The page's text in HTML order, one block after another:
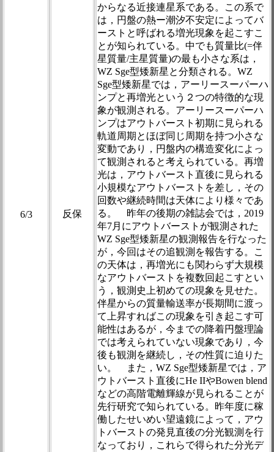
6/3 反保
からなる近接連星系である。この系で
は，円盤の熱ー潮汐不安定によってバ
ーストと呼ばれる増光現象を起こすこ
とが知られている。中でも質量比(=伴
星質量/主星質量)の最も小さな系は，
WZ Sge型矮新星と分類される。WZ
Sge型矮新星では，アーリースーパーハ
ンプと再増光という２つの特徴的な現
象が観測される。アーリースーパーハ
ンプはアウトバースト初期に見られる
軌道周期とほぼ同じ周期を持つ小さな
変動であり，円盤内の構造変化によっ
て観測されると考えられている。再増
光は，アウトバースト直後に見られる
小規模なアウトバーストを差し，その
回数や継続時間は天体により様々であ
る。 昨年の後期の雑誌会では，2019
年7月にアウトバーストが観測された
WZ Sge型矮新星の観測報告を行なった
が，今回はその追観測を報告する。こ
の天体は，再増光にも関わらず大規模
なアウトバーストを複数回起こすとい
う，観測史上初めての現象を見せた。
伴星からの質量輸送率が長期間に渡っ
て上昇すればこの現象を引き起こす可
能性はあるが，今までの降着円盤理論
では考えられていない現象であり，今
後も観測を継続し，その性質に迫りた
い。 また，WZ Sge型矮新星では，ア
ウトバースト直後にHe IIやBowen blend
などの高階電離輝線が見られることが
先行研究で知られている。昨年度に稼
働したせいめい望遠鏡によって，アウ
トバーストの発見直後の分光観測を行
なっており，これらで得られた分光デ